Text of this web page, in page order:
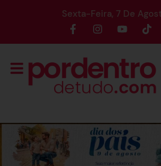
Sexta-Feira, 7 De